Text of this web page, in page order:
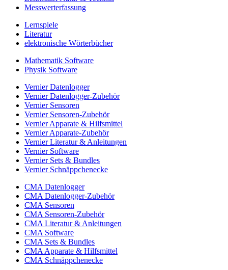
Messwerterfassung
Lernspiele
Literatur
elektronische Wörterbücher
Mathematik Software
Physik Software
Vernier Datenlogger
Vernier Datenlogger-Zubehör
Vernier Sensoren
Vernier Sensoren-Zubehör
Vernier Apparate & Hilfsmittel
Vernier Apparate-Zubehör
Vernier Literatur & Anleitungen
Vernier Software
Vernier Sets & Bundles
Vernier Schnäppchenecke
CMA Datenlogger
CMA Datenlogger-Zubehör
CMA Sensoren
CMA Sensoren-Zubehör
CMA Literatur & Anleitungen
CMA Software
CMA Sets & Bundles
CMA Apparate & Hilfsmittel
CMA Schnäppchenecke